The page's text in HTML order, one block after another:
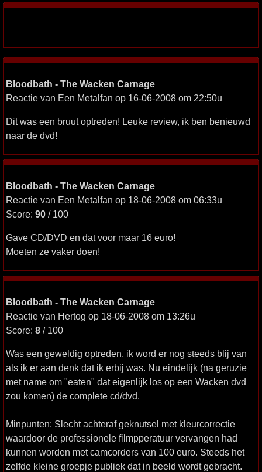
Bloodbath - The Wacken Carnage
Reactie van Een Metalfan op 16-06-2008 om 22:50u
Dit was een bruut optreden! Leuke review, ik ben benieuwd
naar de dvd!
Bloodbath - The Wacken Carnage
Reactie van Een Metalfan op 18-06-2008 om 06:33u
Score: 90 / 100
Gave CD/DVD en dat voor maar 16 euro!
Moeten ze vaker doen!
Bloodbath - The Wacken Carnage
Reactie van Hertog op 18-06-2008 om 13:26u
Score: 8 / 100
Was een geweldig optreden, ik word er nog steeds blij van
als ik er aan denk dat ik erbij was. Nu eindelijk (na geruzie
met name om "eaten" dat eigenlijk los op een Wacken dvd
zou komen) de complete cd/dvd.
Minpunten: Slecht achteraf geknutsel met kleurcorrectie
waardoor de professionele filmpperatuur vervangen had
kunnen worden met camcorders van 100 euro. Steeds het
zelfde kleine groepje publiek dat in beeld wordt gebracht.